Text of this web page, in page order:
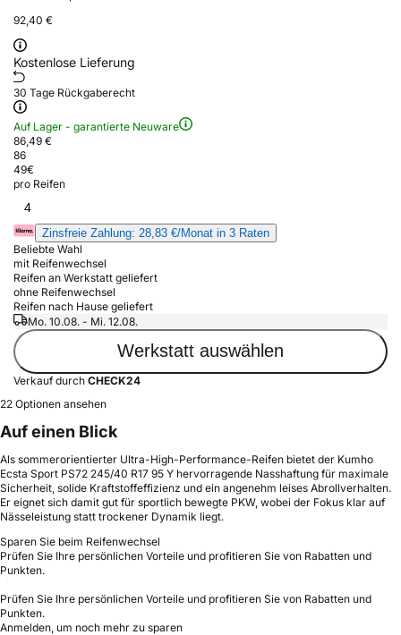
92,40 €
Kostenlose Lieferung
30 Tage Rückgaberecht
Auf Lager - garantierte Neuware
86,49 €
86
49€
pro Reifen
4
Zinsfreie Zahlung: 28,83 €/Monat in 3 Raten
Beliebte Wahl
mit Reifenwechsel
Reifen an Werkstatt geliefert
ohne Reifenwechsel
Reifen nach Hause geliefert
Mo. 10.08. - Mi. 12.08.
Werkstatt auswählen
Verkauf durch CHECK24
22 Optionen ansehen
Auf einen Blick
Als sommerorientierter Ultra-High-Performance-Reifen bietet der Kumho
Ecsta Sport PS72 245/40 R17 95 Y hervorragende Nasshaftung für maximale
Sicherheit, solide Kraftstoffeffizienz und ein angenehm leises Abrollverhalten.
Er eignet sich damit gut für sportlich bewegte PKW, wobei der Fokus klar auf
Nässeleistung statt trockener Dynamik liegt.
Sparen Sie beim Reifenwechsel
Prüfen Sie Ihre persönlichen Vorteile und profitieren Sie von Rabatten und
Punkten.
Prüfen Sie Ihre persönlichen Vorteile und profitieren Sie von Rabatten und
Punkten.
Anmelden, um noch mehr zu sparen